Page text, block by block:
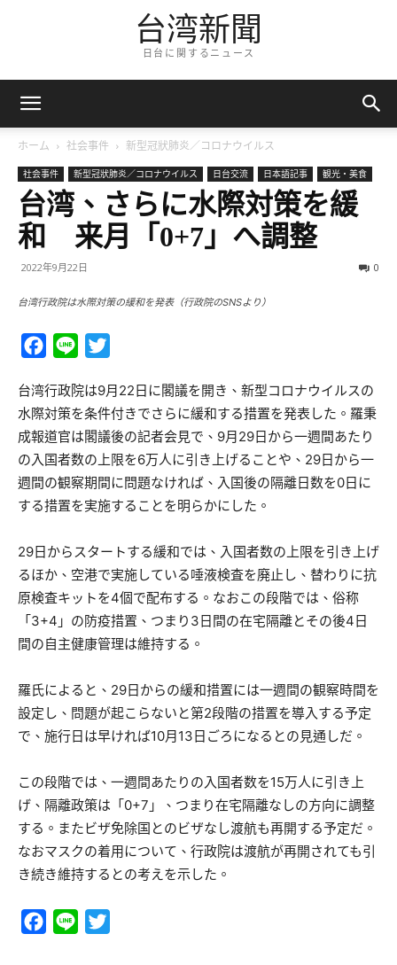
台湾新聞
日台に関するニュース
ホーム 社会事件 新型冠狀肺炎／コロナウイルス
社会事件 新型冠狀肺炎／コロナウイルス 日台交流 日本語記事 観光・美食
台湾、さらに水際対策を緩
和 来月「0+7」へ調整
2022年9月22日 0
台湾行政院は水際対策の緩和を発表（行政院のSNSより）
Facebook
Line
台湾行政院は9月22日に閣議を開き、新型コロナウイルスの
水際対策を条件付きでさらに緩和する措置を発表した。羅秉
成報道官は閣議後の記者会見で、9月29日から一週間あたり
の入国者数の上限を6万人に引き上げることや、29日から一
週間の観察期間に問題なければ、入国後の隔離日数を0日に
する措置を実施することを明らかにした。
29日からスタートする緩和では、入国者数の上限を引き上げ
るほか、空港で実施している唾液検査を廃止し、替わりに抗
原検査キットを4個で配布する。なおこの段階では、俗称
「3+4」の防疫措置、つまり3日間の在宅隔離とその後4日
間の自主健康管理は維持する。
羅氏によると、29日からの緩和措置には一週間の観察時間を
設定し、問題が起こらないと第2段階の措置を導入する予定
で、施行日は早ければ10月13日ごろになるとの見通しだ。
この段階では、一週間あたりの入国者数を15万人に引き上
げ、隔離政策は「0+7」、つまり在宅隔離なしの方向に調整
する。またビザ免除国とのビザなし渡航も再開する予定だ。
なおマスクの着用について、行政院は渡航が再開されても引
き続き維持するとの考えを示した。
Facebook
Line